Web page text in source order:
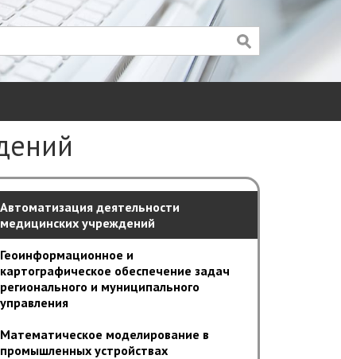
Автоматизация деятельности
медицинских учреждений
Геоинформационное и
картографическое обеспечение задач
регионального и муниципального
управления
Математическое моделирование в
промышленных устройствах